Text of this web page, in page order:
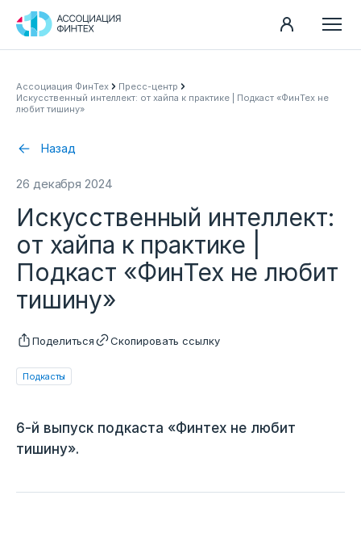
Ассоциация
Контакты
Документы
Ассоциация ФинТех
Пресс-центр
Искусственный интеллект: от хайпа к практике | Подкаст «ФинТех не
любит тишину»
Назад
26 декабря 2024
Подкасты
Искусственный интеллект:
от хайпа к практике |
Подкаст «ФинТех не любит
тишину»
Поделиться Скопировать ссылку
6-й выпуск подкаста «Финтех не любит
тишину».